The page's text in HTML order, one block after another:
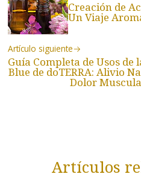
Creación de
Un Viaje
Artículo siguiente
Guía Completa de Usos de
Blue de doTERRA: Alivio
Dolor
Artículos